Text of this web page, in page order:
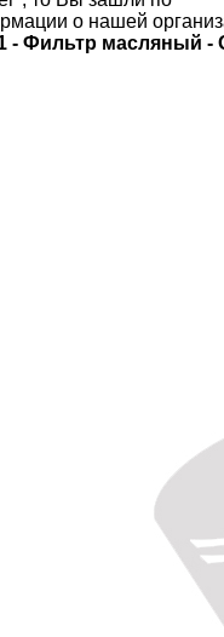
о нашей
- Фильтр масляный -